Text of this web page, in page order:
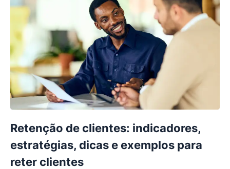
Retenção de clientes: indicadores,
estratégias, dicas e exemplos para
reter clientes